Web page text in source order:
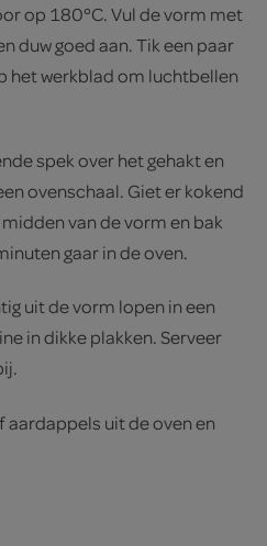
op 180°C. Vul de vorm met
duw goed aan. Tik een paar
het werkblad om luchtbellen
spek over het gehakt en
ovenschaal. Giet er kokend
van de vorm en bak
gaar in de oven.
uit de vorm lopen in een
in dikke plakken. Serveer
uit de oven en